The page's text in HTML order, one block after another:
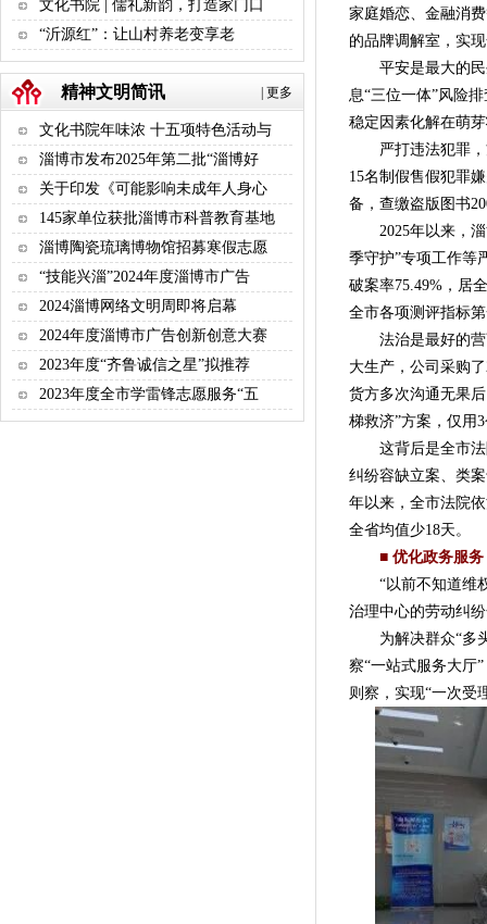
文化书院 | 儒礼新韵，打造家门口
“沂源红”：让山村养老变享老
更多
精神文明简讯
文化书院年味浓 十五项特色活动与
淄博市发布2025年第二批“淄博好
关于印发《可能影响未成年人身心
145家单位获批淄博市科普教育基地
淄博陶瓷琉璃博物馆招募寒假志愿
“技能兴淄”2024年度淄博市广告
2024淄博网络文明周即将启幕
2024年度淄博市广告创新创意大赛
2023年度“齐鲁诚信之星”拟推荐
2023年度全市学雷锋志愿服务“五
家庭婚恋、金融消
的品牌调解室，实
平安是最大的民
息“三位一体”风险
稳定因素化解在萌
严打违法犯罪，
15名制假售假犯罪
备，查缴盗版图书
2025年以来，淄
季守护”专项工作等
破案率75.49%，居
全市各项测评指标
法治是最好的营
大生产，公司采购
货方多次沟通无果
梯救济”方案，仅用
这背后是全市法
纠纷容缺立案、类
年以来，全市法院
全省均值少18天。
■ 优化政务服
“以前不知道维权
治理中心的劳动纠
为解决群众“多头
察“一站式服务大厅
则察，实现“一次受